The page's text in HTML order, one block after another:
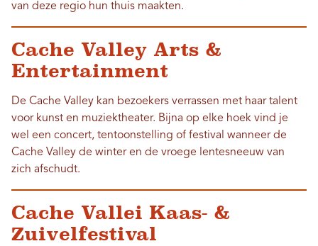
van deze regio hun thuis maakten.
Cache Valley Arts &
Entertainment
De Cache Valley kan bezoekers verrassen met haar talent
voor kunst en muziektheater. Bijna op elke hoek vind je
wel een concert, tentoonstelling of festival wanneer de
Cache Valley de winter en de vroege lentesneeuw van
zich afschudt.
Cache Vallei Kaas- &
Zuivelfestival